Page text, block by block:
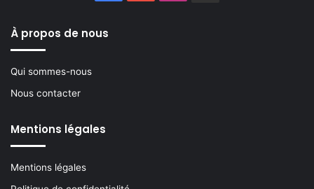
À propos de nous
Qui sommes-nous
Nous contacter
Mentions légales
Mentions légales